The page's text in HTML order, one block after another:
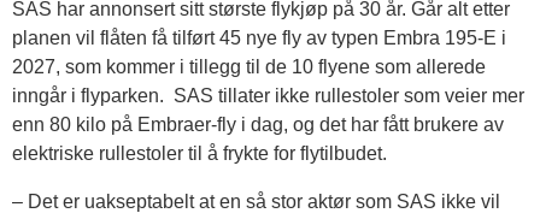
SAS har annonsert sitt største flykjøp på 30 år. Går alt etter
planen vil flåten få tilført 45 nye fly av typen Embra 195-E i
2027, som kommer i tillegg til de 10 flyene som allerede
inngår i flyparken. SAS tillater ikke rullestoler som veier mer
enn 80 kilo på Embraer-fly i dag, og det har fått brukere av
elektriske rullestoler til å frykte for flytilbudet.
– Det er uakseptabelt at en så stor aktør som SAS ikke vil